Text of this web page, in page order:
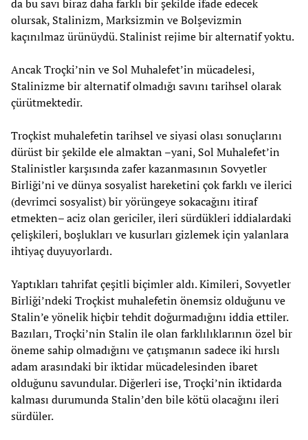
da bu savı biraz daha farklı bir şekilde ifade edecek
olursak, Stalinizm, Marksizmin ve Bolşevizmin
kaçınılmaz ürünüydü. Stalinist rejime bir alternatif yoktu.
Ancak Troçki’nin ve Sol Muhalefet’in mücadelesi,
Stalinizme bir alternatif olmadığı savını tarihsel olarak
çürütmektedir.
Troçkist muhalefetin tarihsel ve siyasi olası sonuçlarını
dürüst bir şekilde ele almaktan –yani, Sol Muhalefet’in
Stalinistler karşısında zafer kazanmasının Sovyetler
Birliği’ni ve dünya sosyalist hareketini çok farklı ve ilerici
(devrimci sosyalist) bir yörüngeye sokacağını itiraf
etmekten– aciz olan gericiler, ileri sürdükleri iddialardaki
çelişkileri, boşlukları ve kusurları gizlemek için yalanlara
ihtiyaç duyuyorlardı.
Yaptıkları tahrifat çeşitli biçimler aldı. Kimileri, Sovyetler
Birliği’ndeki Troçkist muhalefetin önemsiz olduğunu ve
Stalin’e yönelik hiçbir tehdit doğurmadığını iddia ettiler.
Bazıları, Troçki’nin Stalin ile olan farklılıklarının özel bir
öneme sahip olmadığını ve çatışmanın sadece iki hırslı
adam arasındaki bir iktidar mücadelesinden ibaret
olduğunu savundular. Diğerleri ise, Troçki’nin iktidarda
kalması durumunda Stalin’den bile kötü olacağını ileri
sürdüler.